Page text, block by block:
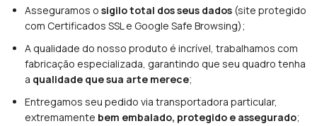
Asseguramos o sigilo total dos seus dados (site protegido
com Certificados SSL e Google Safe Browsing);
A qualidade do nosso produto é incrível, trabalhamos com
fabricação especializada, garantindo que seu quadro tenha
a qualidade que sua arte merece;
Entregamos seu pedido via transportadora particular,
extremamente bem embalado, protegido e assegurado;